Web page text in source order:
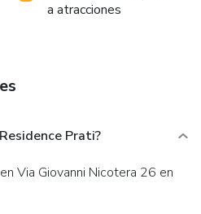
a atracciones
Prati?